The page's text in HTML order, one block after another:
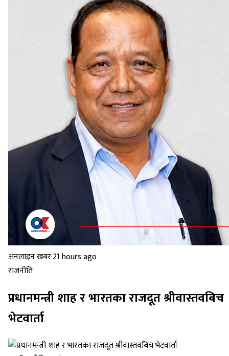
अनलाइन खबर·21 hours ago
राजनीति
प्रधानमन्त्री शाह र भारतका राजदूत श्रीवास्तवबिच
भेटवार्ता